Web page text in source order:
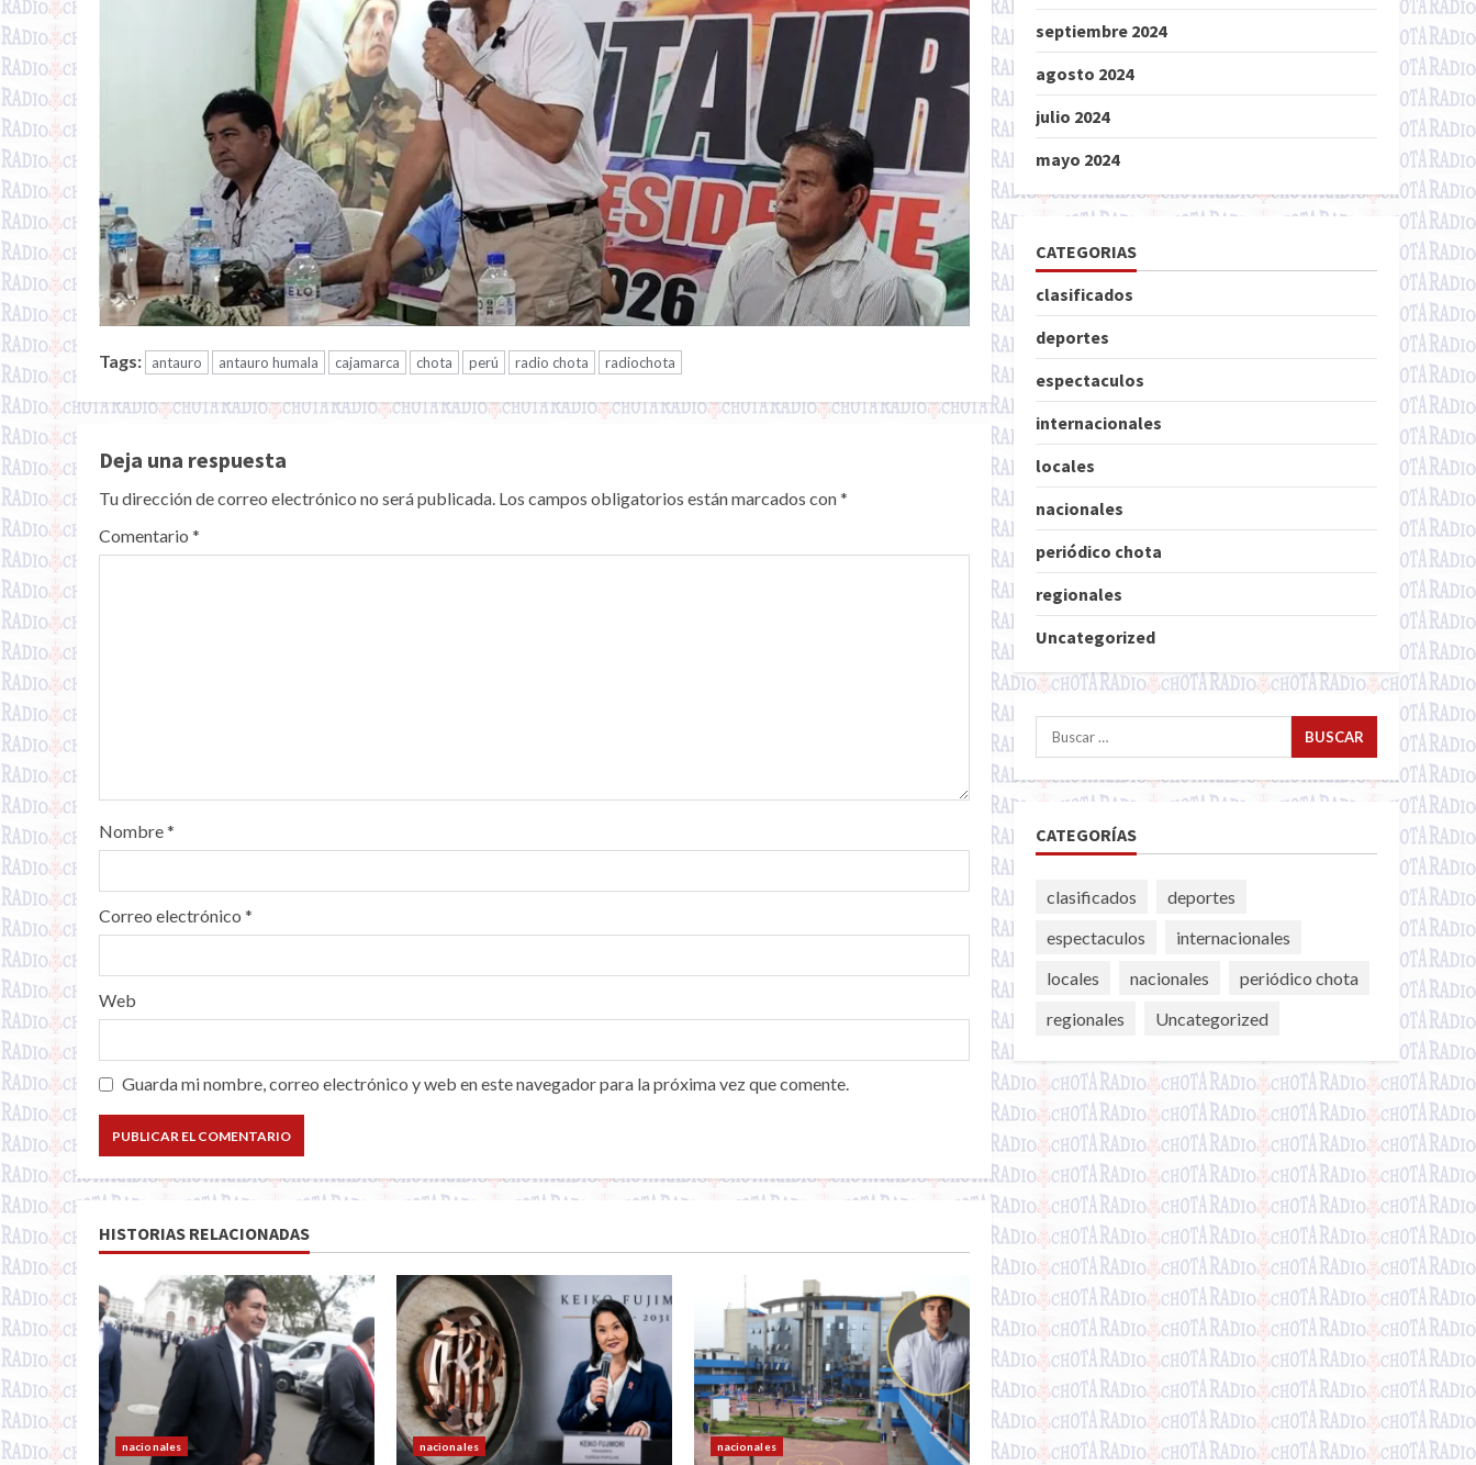
Tags: antauro antauro humala cajamarca chota perú radio chota radiochota
Deja una respuesta
Tu dirección de correo electrónico no será publicada. Los campos obligatorios están marcados con*
Comentario *
Nombre*
Correo electrónico *
Web
Guarda mi nombre, correo electrónico y web en este navegador para la próxima vez que comente.
HISTORIAS RELACIONADAS
nacionales nacionales nacionales
septiembre 2024
agosto 2024
julio 2024
mayo 2024
CATEGORIAS
clasificados
deportes
espectaculos
internacionales
locales
nacionales
periódico chota
regionales
Uncategorized
Buscar:
CATEGORÍAS
clasificados
deportes
espectaculos
internacionales
locales
nacionales
periódico chota
regionales
Uncategorized